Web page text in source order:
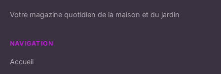
Votre magazine quotidien de la maison et du jardin
NAVIGATION
Accueil